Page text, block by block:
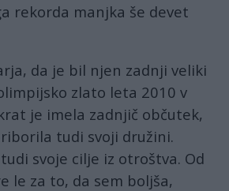
rekorda manjka še devet
da je bil njen zadnji veliki
zlato leta 2010 v
je imela zadnjič občutek,
tudi svoji družini.
svoje cilje iz otroštva. Od
le za to, da sem boljša,